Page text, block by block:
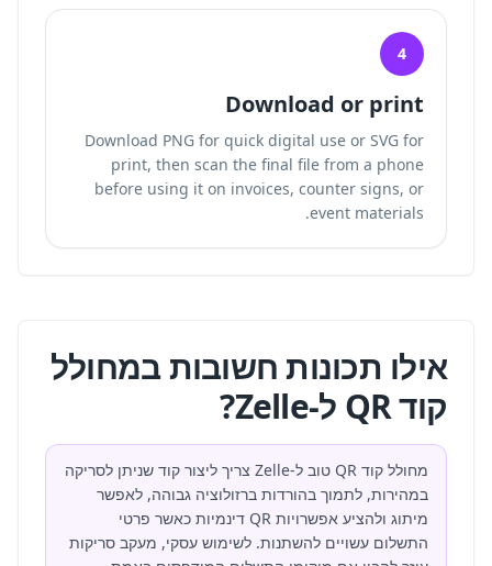
4
Download or print
Download PNG for quick digital use or SVG for
print, then scan the final file from a phone
before using it on invoices, counter signs, or
event materials.
אילו תכונות חשובות במחולל
קוד QR ל-Zelle?
מחולל קוד QR טוב ל-Zelle צריך ליצור קוד שניתן לסריקה
במהירות, לתמוך בהורדות ברזולוציה גבוהה, לאפשר
מיתוג ולהציע אפשרויות QR דינמיות כאשר פרטי
התשלום עשויים להשתנות. לשימוש עסקי, מעקב סריקות